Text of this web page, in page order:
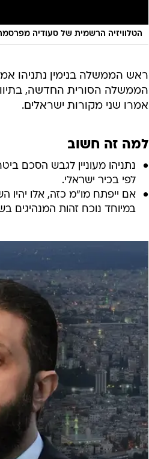
הטלוויזיה הרשמית של סעודיה
ראש הממשלה בנימין נתניהו
הממשלה הסורית החדשה,
אמרו שני מקורות ישראלים.
למה זה חשוב
נתניהו מעוניין לגבש הסכם
לפי בכיר ישראלי.
במיוחד נוכח זהות המנהיגים